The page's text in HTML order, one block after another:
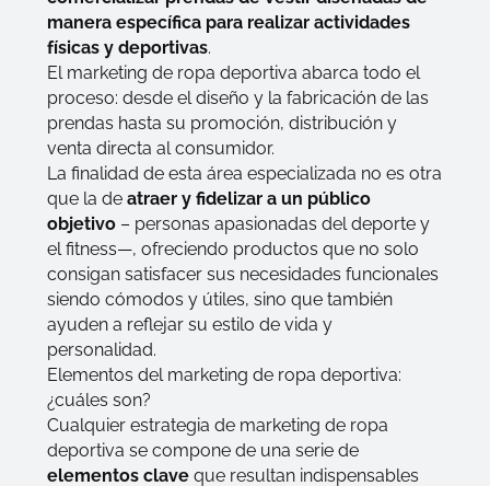
manera específica para realizar actividades
físicas y deportivas.
El marketing de ropa deportiva abarca todo el
proceso: desde el diseño y la fabricación de las
prendas hasta su promoción, distribución y
venta directa al consumidor.
La finalidad de esta área especializada no es otra
que la deatraer y fidelizar a un público
objetivo – personas apasionadas del deporte y
el fitness—, ofreciendo productos que no solo
consigan satisfacer sus necesidades funcionales
siendo cómodos y útiles, sino que también
ayuden a reflejar su estilo de vida y
personalidad.
Elementos del marketing de ropa deportiva:
¿cuáles son?
Cualquier estrategia de marketing de ropa
deportiva se compone de una serie de
elementos clave que resultan indispensables